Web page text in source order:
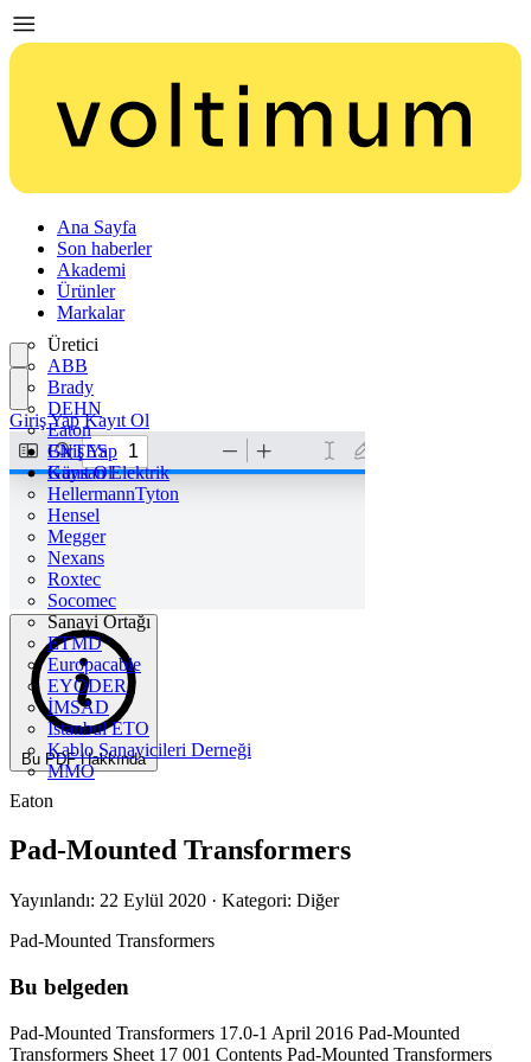
Ana Sayfa
Son haberler
Akademi
Ürünler
Markalar
Üretici
ABB
Brady
DEHN
Eaton
ENTES
Günsan Elektrik
HellermannTyton
Hensel
Megger
Nexans
Roxtec
Socomec
Sanayi Ortağı
ETMD
Europacable
EYODER
İMSAD
Istanbul ETO
Kablo Sanayicileri Derneği
MMO
Giriş Yap
Kayıt Ol
Giriş Yap Kayıt Ol
Bu PDF Hakkında
Eaton
Pad-Mounted Transformers
Yayınlandı: 22 Eylül 2020 · Kategori: Diğer
Pad-Mounted Transformers
Bu belgeden
Pad-Mounted Transformers 17.0-1 April 2016 Pad-Mounted
Transformers Sheet 17 001 Contents Pad-Mounted Transformers